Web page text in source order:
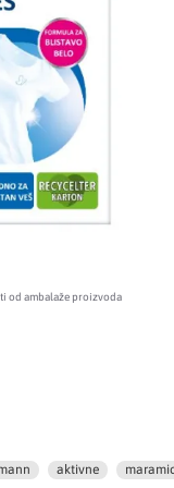
od ambalaže proizvoda
aktivne